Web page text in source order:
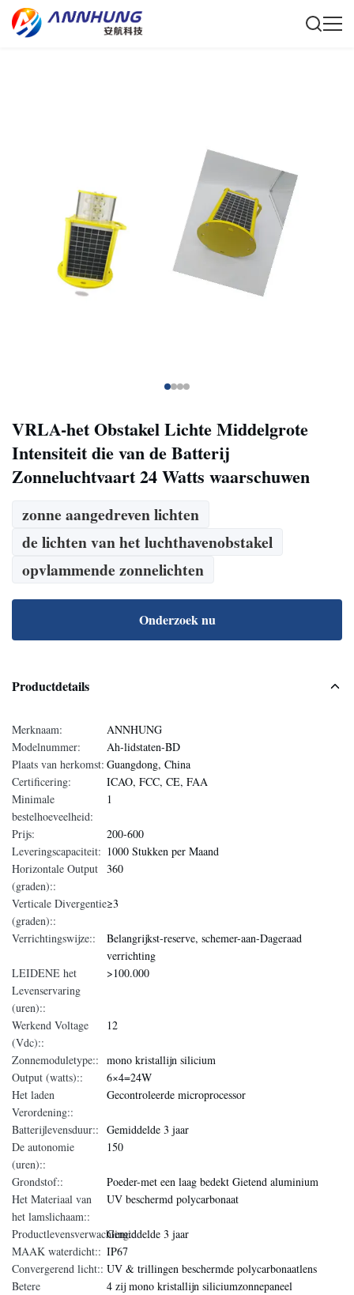
VRLA-het Obstakel Lichte Middelgrote
Intensiteit die van de Batterij
Zonneluchtvaart 24 Watts waarschuwen
zonne aangedreven lichten
de lichten van het luchthavenobstakel
opvlammende zonnelichten
Onderzoek nu
Productdetails
Merknaam:
ANNHUNG
Modelnummer:
Ah-lidstaten-BD
Plaats van herkomst: Guangdong, China
Certificering:
ICAO, FCC, CE, FAA
Minimale
bestelhoeveelheid:
1
Prijs:
200-600
Leveringscapaciteit: 1000 Stukken per Maand
Horizontale Output
(graden)::
360
Verticale Divergentie
(graden)::
≥3
Verrichtingswijze::
Belangrijkst-reserve, schemer-aan-Dageraad
verrichting
LEIDENE het
Levenservaring
(uren)::
>100.000
Werkend Voltage
(Vdc)::
12
Zonnemoduletype:: mono kristallijn silicium
Output (watts)::
6×4=24W
Het laden
Verordening::
Gecontroleerde microprocessor
Batterijlevensduur:: Gemiddelde 3 jaar
De autonomie
(uren)::
150
Grondstof::
Poeder-met een laag bedekt Gietend aluminium
Het Materiaal van
het lamslichaam::
UV beschermd polycarbonaat
Productlevensverwachting::Gemiddelde 3 jaar
MAAK waterdicht:: IP67
Convergerend licht:: UV & trillingen beschermde polycarbonaatlens
Betere
4 zij mono kristallijn siliciumzonnepaneel